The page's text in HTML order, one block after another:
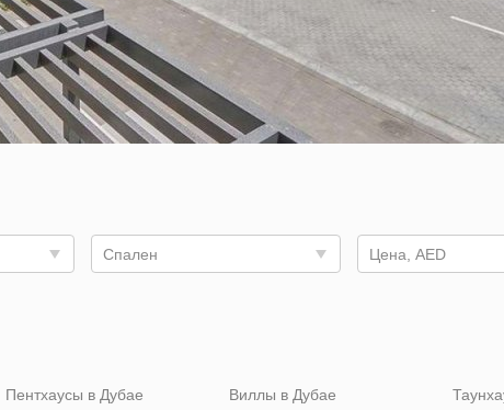
Спален Цена, AED
Пентхаусы в Дубае
Виллы в Дубае